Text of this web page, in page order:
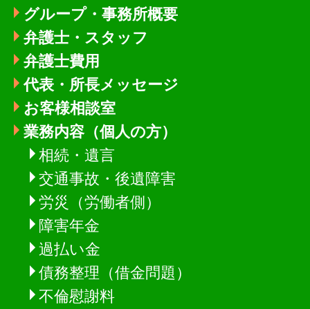
グループ・事務所概要
弁護士・スタッフ
弁護士費用
代表・所長メッセージ
お客様相談室
業務内容（個人の方）
相続・遺言
交通事故・後遺障害
労災（労働者側）
障害年金
過払い金
債務整理（借金問題）
不倫慰謝料